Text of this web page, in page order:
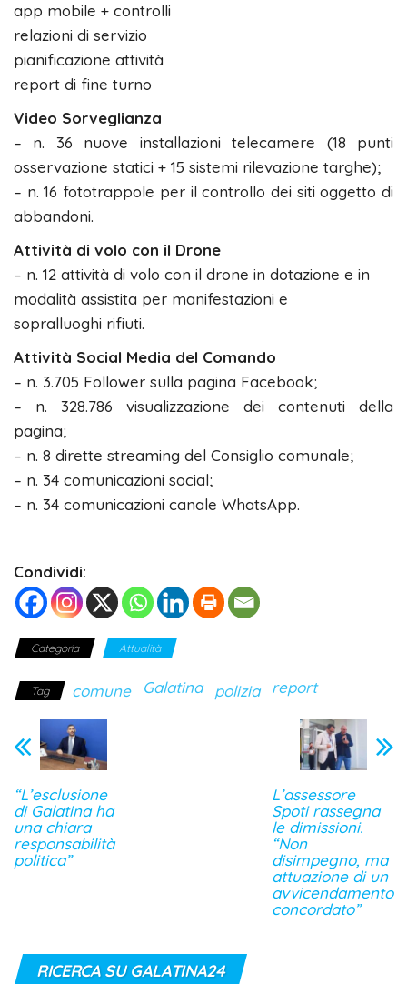
app mobile + controlli
relazioni di servizio
pianificazione attività
report di fine turno
Video Sorveglianza
– n. 36 nuove installazioni telecamere (18 punti
osservazione statici + 15 sistemi rilevazione targhe);
– n. 16 fototrappole per il controllo dei siti oggetto di
abbandoni.
Attività di volo con il Drone
– n. 12 attività di volo con il drone in dotazione e in
modalità assistita per manifestazioni e
sopralluoghi rifiuti.
Attività Social Media del Comando
– n. 3.705 Follower sulla pagina Facebook;
– n. 328.786 visualizzazione dei contenuti della
pagina;
– n. 8 dirette streaming del Consiglio comunale;
– n. 34 comunicazioni social;
– n. 34 comunicazioni canale WhatsApp.
Condividi:
Categoria Attualità
Tag comune Galatina polizia report
“L’esclusione
di Galatina ha
una chiara
responsabilità
politica”
L’assessore
Spoti rassegna
le dimissioni.
“Non
disimpegno, ma
attuazione di un
avvicendamento
concordato”
RICERCA SU GALATINA24